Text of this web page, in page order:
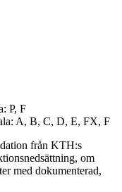
P, F
A, B, C, D, E, FX, F
från KTH:s
om
med dokumenterad,